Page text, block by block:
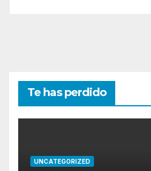
Te has perdido
UNCATEGORIZED